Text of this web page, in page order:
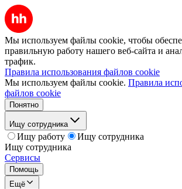
Мы используем файлы cookie, чтобы
правильную работу нашего веб-сайта и
трафик.
Правила использования файлов cookie
Мы используем файлы cookie. Правила
файлов cookie
Понятно
Ищу сотрудника
Ищу работу
Ищу сотрудника
Ищу сотрудника
Сервисы
Помощь
Ещё